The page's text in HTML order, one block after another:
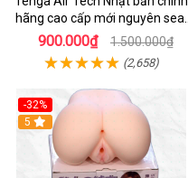
hãng cao cấp mới nguyên seal
giá tốt
900.000₫ 1.500.000₫
(2,658)
-32%
Hot
5